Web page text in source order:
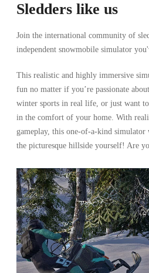
Sledders like us
Join the international community of
independent snowmobile simulator
This realistic and highly immersive
fun no matter if you’re passionate
winter sports in real life, or just want
in the comfort of your home. With
gameplay, this one-of-a-kind
the picturesque hillside yourself! Are